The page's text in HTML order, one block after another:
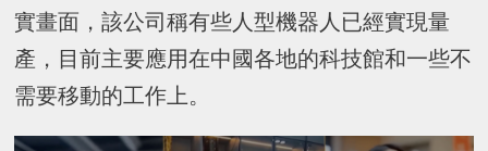
實畫面，該公司稱有些人型機器人已經實現量
產，目前主要應用在中國各地的科技館和一些不
需要移動的工作上。